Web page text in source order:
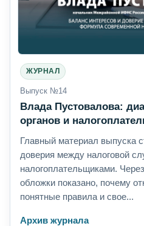
ЖУРНАЛ
Выпуск №14
Влада Пустовалова:
органов и
Главный материал выпуска
доверия между налоговой
налогоплательщиками.
обложки показано, почему
понятные правила и свое...
Архив журнала